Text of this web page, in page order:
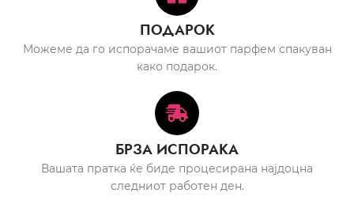
ПОДАРОК
Можеме да го испорачаме вашиот парфем спакуван
како подарок.
БРЗА ИСПОРАКА
Вашата пратка ќе биде процесирана најдоцна
следниот работен ден.